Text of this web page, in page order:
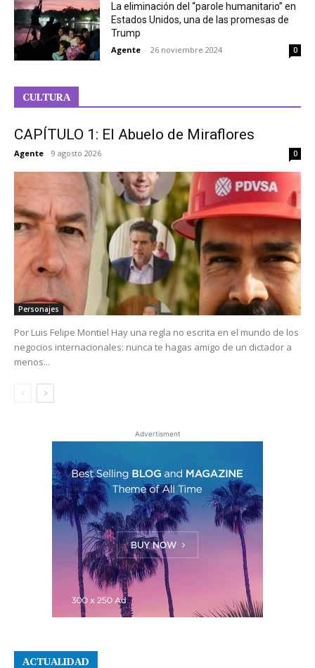
La eliminación del “parole humanitario” en
Estados Unidos, una de las promesas de
Trump
Agente - 26 noviembre 2024 0
CULTURA
CAPÍTULO 1: El Abuelo de Miraflores
Agente - 9 agosto 2026 0
Personajes
Por Luis Felipe Montiel Hay una regla no escrita en el mundo de los
negocios internacionales: nunca te hagas amigo de un dictador a
menos...
Advertisment
ACTUALIDAD